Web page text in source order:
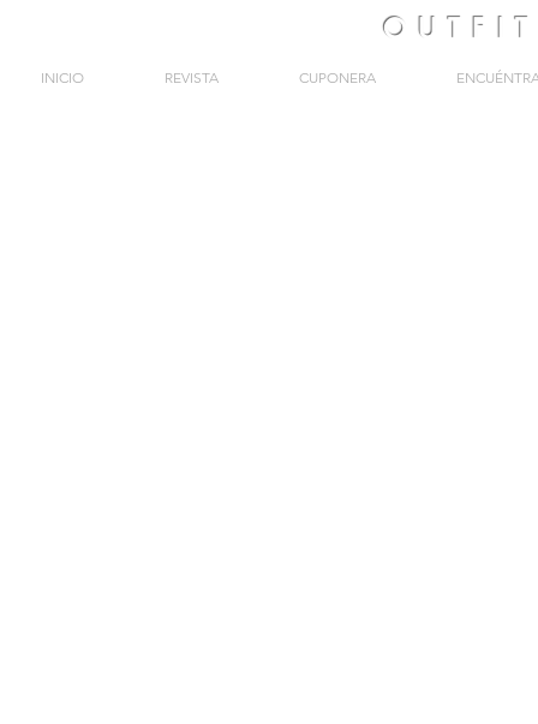
OUTFIT
INICIO REVISTA CUPONERA